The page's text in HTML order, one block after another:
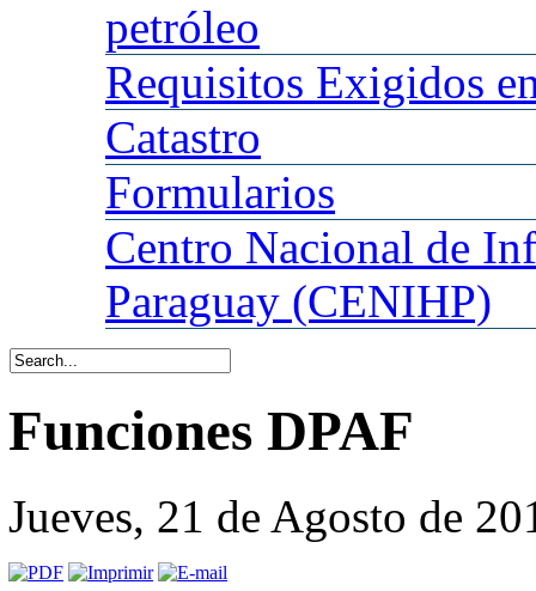
petróleo
Requisitos Exigidos
Catastro
Formularios
Centro Nacional de
Paraguay (CENIHP)
Funciones DPAF
Jueves, 21 de Agosto de